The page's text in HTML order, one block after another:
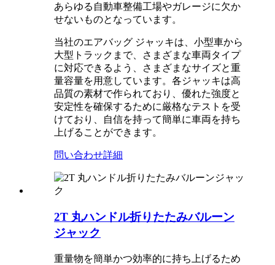
あらゆる自動車整備工場やガレージに欠か
せないものとなっています。
当社のエアバッグ ジャッキは、小型車から
大型トラックまで、さまざまな車両タイプ
に対応できるよう、さまざまなサイズと重
量容量を用意しています。各ジャッキは高
品質の素材で作られており、優れた強度と
安定性を確保するために厳格なテストを受
けており、自信を持って簡単に車両を持ち
上げることができます。
問い合わせ詳細
2T 丸ハンドル折りたたみバルーン
ジャック
重量物を簡単かつ効率的に持ち上げるため